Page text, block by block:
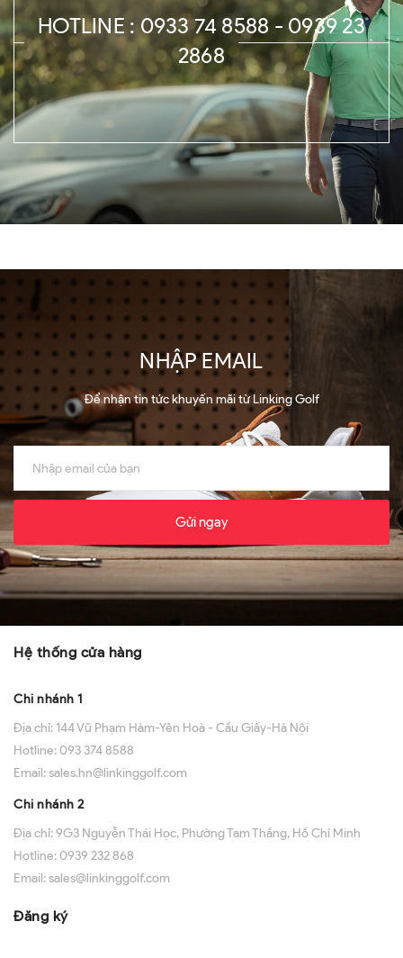
HOTLINE : 0933 74 8588 - 0939 23
2868
NHẬP EMAIL
Để nhận tin tức khuyến mãi từ Linking Golf
Gửi ngay
Hệ thống cửa hàng
Chi nhánh 1
Địa chỉ: 144 Vũ Phạm Hàm-Yên Hoà - Cầu Giấy-Hà Nội
Hotline:093 374 8588
Email:sales.hn@linkinggolf.com
Chi nhánh 2
Địa chỉ:9G3 Nguyễn Thái Học, Phường Tam Thắng, Hồ Chí Minh
Hotline:0939 232 868
Email:sales@linkinggolf.com
Đăng ký